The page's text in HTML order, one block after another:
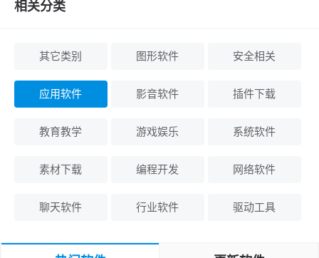
相关分类
其它类别 图形软件 安全相关
应用软件 影音软件 插件下载
教育教学 游戏娱乐 系统软件
素材下载 编程开发 网络软件
聊天软件 行业软件 驱动工具